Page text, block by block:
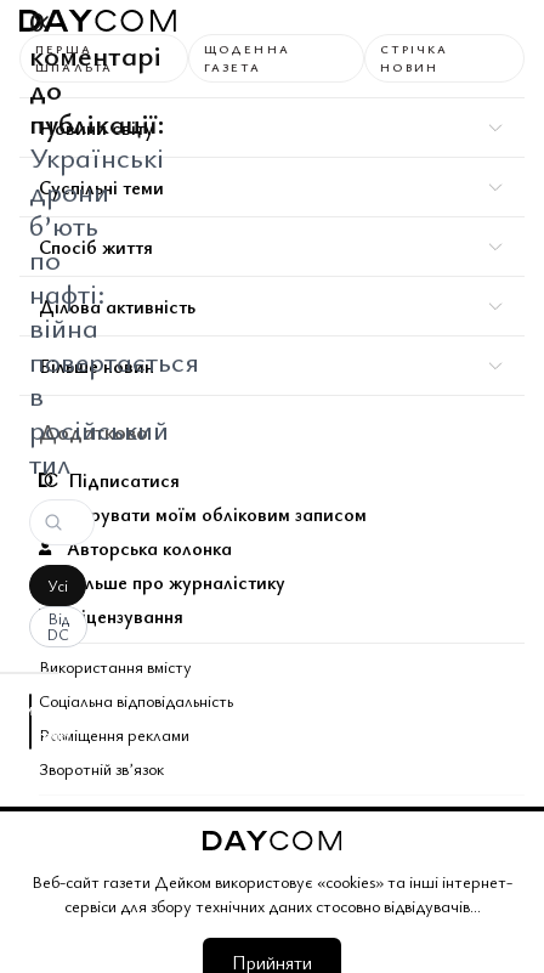
Веб-сайт газети Дейком використовує «cookies» та інші інтернет-
сервіси для збору технічних даних стосовно відвідувачів...
Прийняти
0
коментарі
до
публікації:
Українські
дрони
б’ють
по
нафті:
війна
повертається
в
російський
тил
Усі
Від
DC
За
вашим
знайдено.
ПЕРША
ШПАЛЬТА
ЩОДЕННА
ГАЗЕТА
СТРІЧКА
НОВИН
Новини світу
Суспільні теми
Спосіб життя
Ділова активність
Більше новин
Додатково
Підписатися
Керувати моїм обліковим записом
Авторська колонка
Більше про журналістику
Ліцензування
Використання вмісту
Соціальна відповідальність
Розміщення реклами
Зворотній звʼязок
Поєднані теми газети
Copyright © 2026 Газета Дейком . Всі права захищено.
Корпоративний розділГазета ДейкомУгоди та партнерство
Політика конфіденційностіРедакційна політика
Умови продажу Мапа сайту